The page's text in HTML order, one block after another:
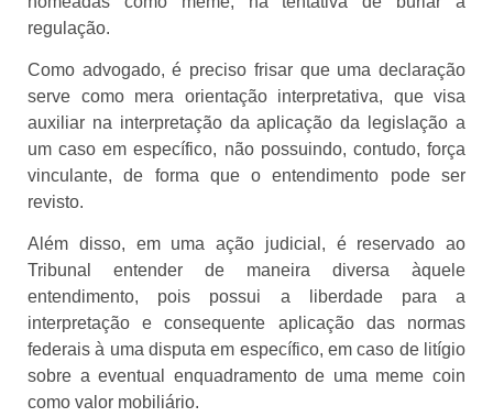
regulação.
Como advogado, é preciso frisar que uma declaração
serve como mera orientação interpretativa, que visa
auxiliar na interpretação da aplicação da legislação a
um caso em específico, não possuindo, contudo, força
vinculante, de forma que o entendimento pode ser
revisto.
Além disso, em uma ação judicial, é reservado ao
Tribunal entender de maneira diversa àquele
entendimento, pois possui a liberdade para a
interpretação e consequente aplicação das normas
federais à uma disputa em específico, em caso de litígio
sobre a eventual enquadramento de uma meme coin
como valor mobiliário.